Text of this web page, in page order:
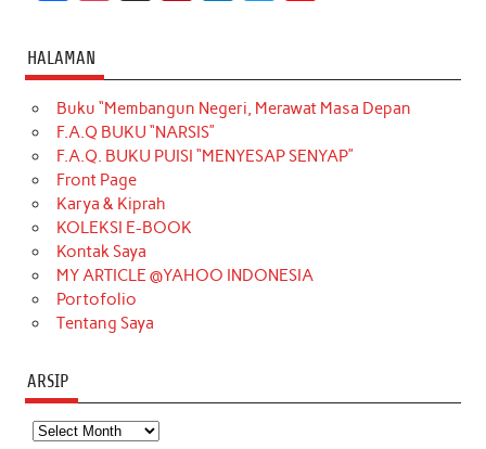
c
e
b
o
o
k
t
a
g
r
a
m
T
o
k
t
e
r
k
e
d
t
t
e
T
u
b
HALAMAN
Buku “Membangun Negeri, Merawat Masa Depan
F.A.Q BUKU “NARSIS”
F.A.Q. BUKU PUISI “MENYESAP SENYAP”
Front Page
Karya & Kiprah
KOLEKSI E-BOOK
Kontak Saya
MY ARTICLE @YAHOO INDONESIA
Portofolio
Tentang Saya
ARSIP
Arsip